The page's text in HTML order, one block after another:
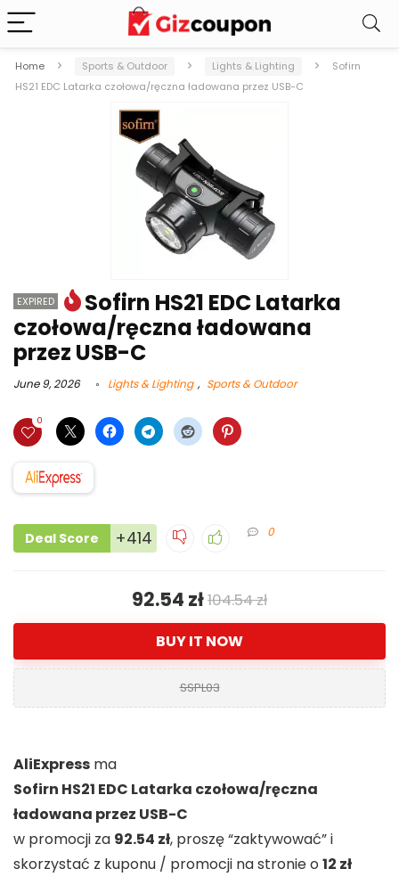
Home Sports & Outdoor Lights & Lighting
Sofirn
HS21 EDC Latarka czołowa/ręczna ładowana przez USB-C
EXPIRED
Sofirn HS21 EDC Latarka
czołowa/ręczna ładowana
przez USB-C
June 9, 2026 Lights & Lighting , Sports & Outdoor
0
Deal Score +414 0
92.54 zł104.54 zł
BUY IT NOW
SSPL03
AliExpress ma
Sofirn HS21 EDC Latarka czołowa/ręczna
ładowana przez USB-C
w promocji za 92.54 zł, proszę “zaktywować” i
skorzystać z kuponu / promocji na stronie o 12 zł